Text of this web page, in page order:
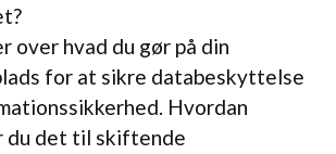
over hvad du gør på din
for at sikre databeskyttelse
Hvordan
du det til skiftende